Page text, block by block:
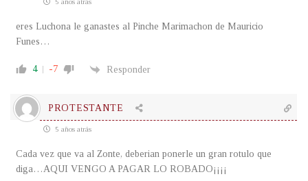
eres Luchona le ganastes al Pinche Marimachon de Mauricio
Funes…
4 -7 Responder
PROTESTANTE
5 años atrás
Cada vez que va al Zonte, deberian ponerle un gran rotulo que
diga…AQUI VENGO A PAGAR LO ROBADO¡¡¡¡